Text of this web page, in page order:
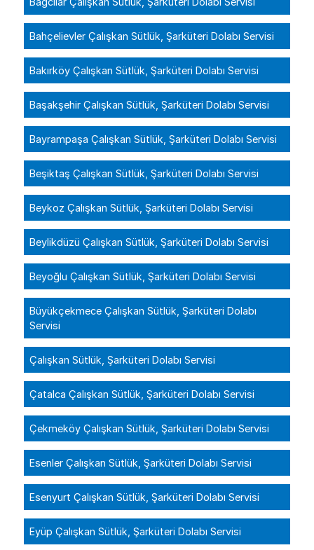
Bahçelievler Çalışkan Sütlük, Şarküteri Dolabı Servisi
Bakırköy Çalışkan Sütlük, Şarküteri Dolabı Servisi
Başakşehir Çalışkan Sütlük, Şarküteri Dolabı Servisi
Bayrampaşa Çalışkan Sütlük, Şarküteri Dolabı Servisi
Beşiktaş Çalışkan Sütlük, Şarküteri Dolabı Servisi
Beykoz Çalışkan Sütlük, Şarküteri Dolabı Servisi
Beylikdüzü Çalışkan Sütlük, Şarküteri Dolabı Servisi
Beyoğlu Çalışkan Sütlük, Şarküteri Dolabı Servisi
Büyükçekmece Çalışkan Sütlük, Şarküteri Dolabı
Servisi
Çalışkan Sütlük, Şarküteri Dolabı Servisi
Çatalca Çalışkan Sütlük, Şarküteri Dolabı Servisi
Çekmeköy Çalışkan Sütlük, Şarküteri Dolabı Servisi
Esenler Çalışkan Sütlük, Şarküteri Dolabı Servisi
Esenyurt Çalışkan Sütlük, Şarküteri Dolabı Servisi
Eyüp Çalışkan Sütlük, Şarküteri Dolabı Servisi